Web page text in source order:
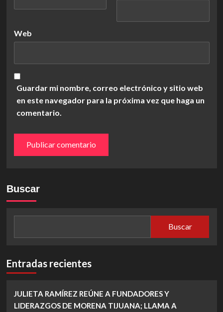
Web
Guardar mi nombre, correo electrónico y sitio web
en este navegador para la próxima vez que haga un
comentario.
Buscar
Buscar
Entradas recientes
JULIETA RAMÍREZ REÚNE A FUNDADORES Y
LIDERAZGOS DE MORENA TIJUANA; LLAMA A